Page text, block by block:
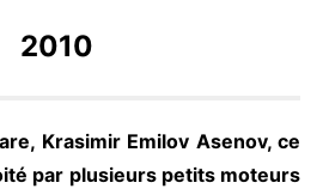
2010
Krasimir Emilov Asenov, ce
par plusieurs petits moteurs